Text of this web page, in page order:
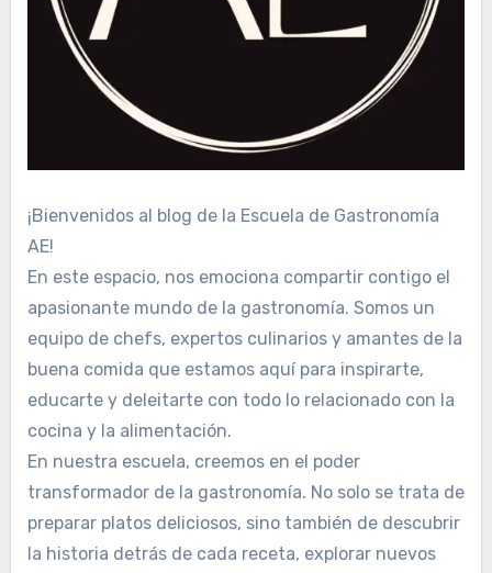
¡Bienvenidos al blog de la Escuela de Gastronomía
AE!
En este espacio, nos emociona compartir contigo el
apasionante mundo de la gastronomía. Somos un
equipo de chefs, expertos culinarios y amantes de la
buena comida que estamos aquí para inspirarte,
educarte y deleitarte con todo lo relacionado con la
cocina y la alimentación.
En nuestra escuela, creemos en el poder
transformador de la gastronomía. No solo se trata de
preparar platos deliciosos, sino también de descubrir
la historia detrás de cada receta, explorar nuevos